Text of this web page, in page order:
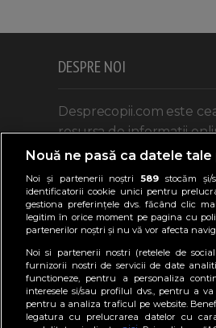
DESPRE NOI
Desprecopii.com este
resursa de informatii
adresata parintilor si
in aceasta categorie.
Mai multe despre noi aici
Nouă ne pasă ca datele
Noi și partenerii noștri589 stocăm și/
identificatorii cookie unici pentru
gestiona preferințele dvs. făcând clic
legitim în orice moment pe pagina cu
partenerilor noștri și nu vă vor afecta
Noi si partenerii nostri (retelele de
furnizorii nostri de servicii de date
functioneze, pentru a personaliza
interesele si/sau profilul dvs., pentru a
pentru a analiza traficul pe website.
legatura cu prelucrarea datelor cu